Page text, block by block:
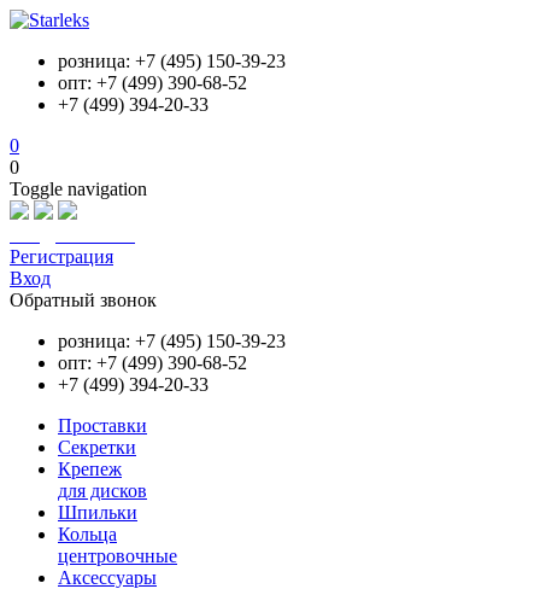
розница: +7 (495) 150-39-23
опт: +7 (499) 390-68-52
+7 (499) 394-20-33
0
0
Toggle navigation
Регистрация
Вход
Обратный звонок
розница: +7 (495) 150-39-23
опт: +7 (499) 390-68-52
+7 (499) 394-20-33
Проставки
Секретки
Крепеж
для дисков
Шпильки
Кольца
центровочные
Аксессуары